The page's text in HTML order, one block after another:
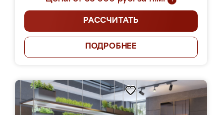
РАССЧИТАТЬ
ПОДРОБНЕЕ